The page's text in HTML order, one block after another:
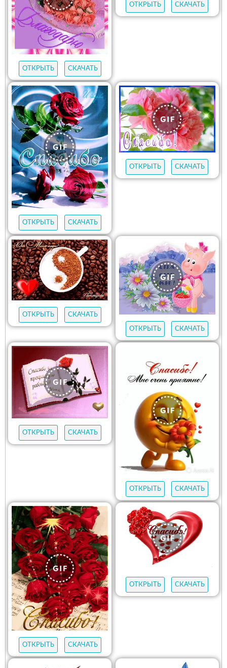
ОТКРЫТЬ СКАЧАТЬ
ОТКРЫТЬ СКАЧАТЬ
ОТКРЫТЬ СКАЧАТЬ
ОТКРЫТЬ СКАЧАТЬ
ОТКРЫТЬ СКАЧАТЬ
ОТКРЫТЬ СКАЧАТЬ
ОТКРЫТЬ СКАЧАТЬ
ОТКРЫТЬ СКАЧАТЬ
ОТКРЫТЬ СКАЧАТЬ
ОТКРЫТЬ СКАЧАТЬ